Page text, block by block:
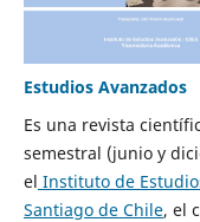
Estudios Avanzados
Es una revista
semestral (junio y
el Instituto de
Santiago de Chile, el